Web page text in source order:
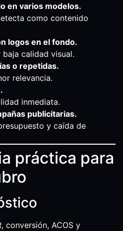
en varios modelos.
como contenido
logos en el fondo.
calidad visual.
o repetidas.
relevancia.
inmediata.
publicitarias.
y caída de
práctica para
conversión, ACOS y